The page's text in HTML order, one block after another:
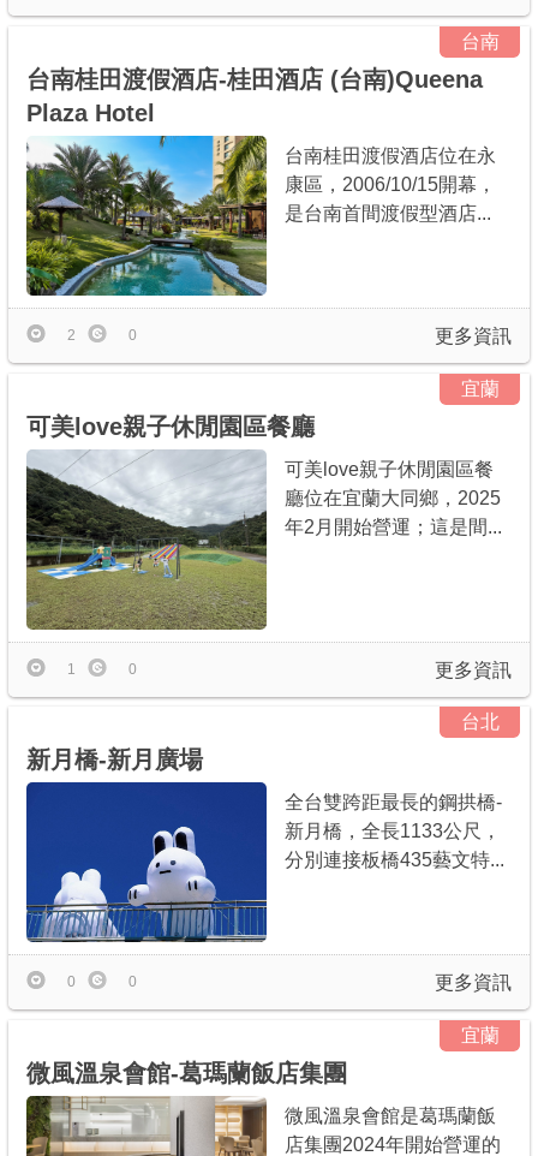
台南
台南桂田渡假酒店-桂田酒店 (台南)Queena
Plaza Hotel
台南桂田渡假酒店位在永
康區，2006/10/15開幕，
是台南首間渡假型酒店...
更多資訊
2 0
宜蘭
可美love親子休閒園區餐廳
可美love親子休閒園區餐
廳位在宜蘭大同鄉，2025
年2月開始營運；這是間...
更多資訊
1 0
台北
新月橋-新月廣場
全台雙跨距最長的鋼拱橋-
新月橋，全長1133公尺，
分別連接板橋435藝文特...
更多資訊
0 0
宜蘭
微風溫泉會館-葛瑪蘭飯店集團
微風溫泉會館是葛瑪蘭飯
店集團2024年開始營運的